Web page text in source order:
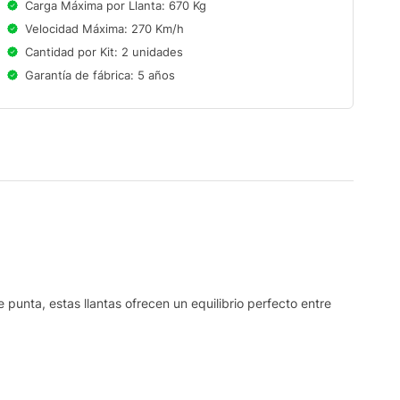
Carga Máxima por Llanta: 670 Kg
Velocidad Máxima: 270 Km/h
Cantidad por Kit: 2 unidades
Garantía de fábrica: 5 años
punta, estas llantas ofrecen un equilibrio perfecto entre